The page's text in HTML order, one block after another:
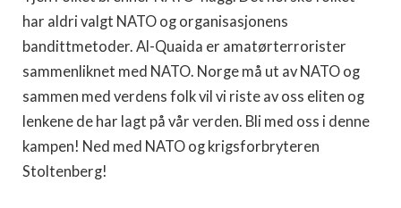
har aldri valgt NATO og organisasjonens
bandittmetoder. Al-Quaida er amatørterrorister
sammenliknet med NATO. Norge må ut av NATO og
sammen med verdens folk vil vi riste av oss eliten og
lenkene de har lagt på vår verden. Bli med oss i denne
kampen! Ned med NATO og krigsforbryteren
Stoltenberg!